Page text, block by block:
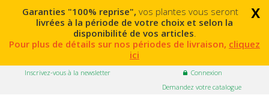
x
Garanties "100% reprise", vos plantes vous seront
livrées à la période de votre choix et selon la
disponibilité de vos articles.
Pour plus de détails sur nos périodes de livraison, cliquez
ici
Connexion
Inscrivez-vous à la newsletter
Demandez votre catalogue